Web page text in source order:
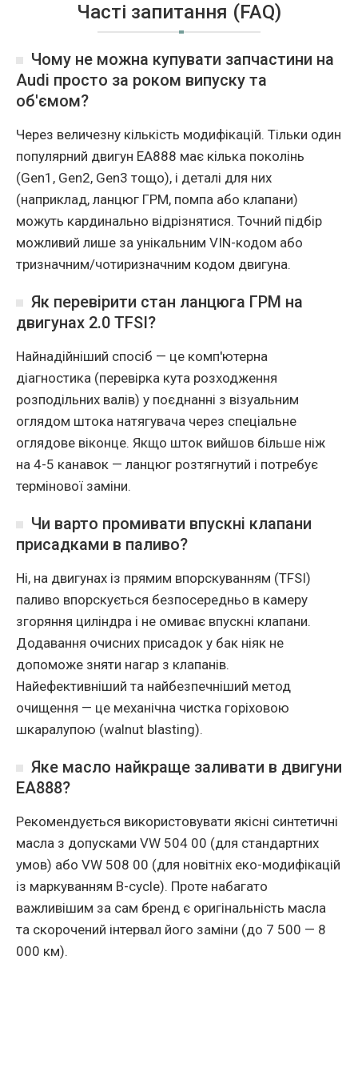
Часті запитання (FAQ)
Чому не можна купувати запчастини на
Audi просто за роком випуску та
об'ємом?
Через величезну кількість модифікацій. Тільки один
популярний двигун EA888 має кілька поколінь
(Gen1, Gen2, Gen3 тощо), і деталі для них
(наприклад, ланцюг ГРМ, помпа або клапани)
можуть кардинально відрізнятися. Точний підбір
можливий лише за унікальним VIN-кодом або
тризначним/чотиризначним кодом двигуна.
Як перевірити стан ланцюга ГРМ на
двигунах 2.0 TFSI?
Найнадійніший спосіб — це комп'ютерна
діагностика (перевірка кута розходження
розподільних валів) у поєднанні з візуальним
оглядом штока натягувача через спеціальне
оглядове віконце. Якщо шток вийшов більше ніж
на 4-5 канавок — ланцюг розтягнутий і потребує
термінової заміни.
Чи варто промивати впускні клапани
присадками в паливо?
Ні, на двигунах із прямим впорскуванням (TFSI)
паливо впорскується безпосередньо в камеру
згоряння циліндра і не омиває впускні клапани.
Додавання очисних присадок у бак ніяк не
допоможе зняти нагар з клапанів.
Найефективніший та найбезпечніший метод
очищення — це механічна чистка горіховою
шкаралупою (walnut blasting).
Яке масло найкраще заливати в двигуни
EA888?
Рекомендується використовувати якісні синтетичні
масла з допусками VW 504 00 (для стандартних
умов) або VW 508 00 (для новітніх еко-модифікацій
із маркуванням B-cycle). Проте набагато
важливішим за сам бренд є оригінальність масла
та скорочений інтервал його заміни (до 7 500 — 8
000 км).